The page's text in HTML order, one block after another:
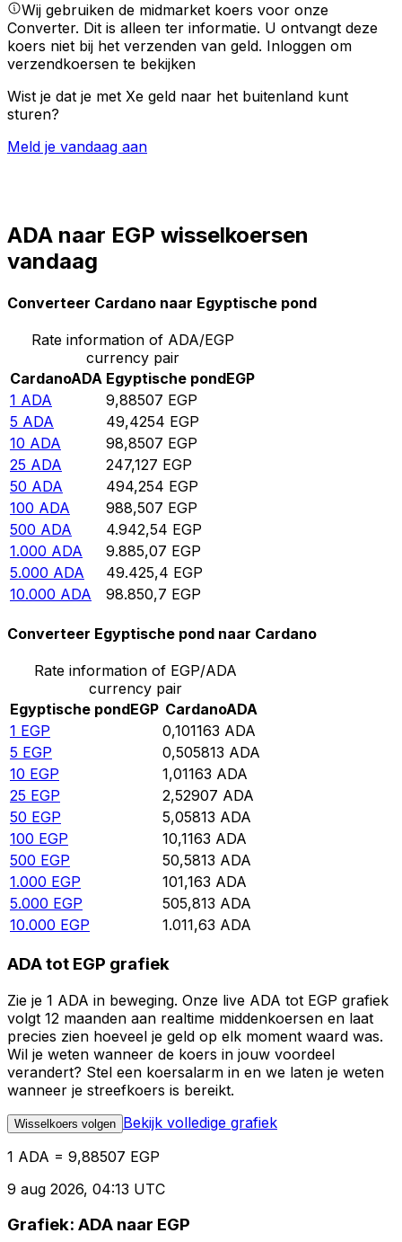
Wij gebruiken de midmarket koers voor onze
Converter. Dit is alleen ter informatie. U ontvangt deze
koers niet bij het verzenden van geld. Inloggen om
verzendkoersen te bekijken
Wist je dat je met Xe geld naar het buitenland kunt
sturen?
Meld je vandaag aan
ADA naar EGP wisselkoersen
vandaag
Converteer Cardano naar Egyptische pond
Rate information of ADA/EGP
currency pair
CardanoADA Egyptische pondEGP
1 ADA 9,88507 EGP
5 ADA 49,4254 EGP
10 ADA 98,8507 EGP
25 ADA 247,127 EGP
50 ADA 494,254 EGP
100 ADA 988,507 EGP
500 ADA 4.942,54 EGP
1.000 ADA 9.885,07 EGP
5.000 ADA 49.425,4 EGP
10.000 ADA 98.850,7 EGP
Converteer Egyptische pond naar Cardano
Rate information of EGP/ADA
currency pair
Egyptische pondEGP CardanoADA
1 EGP 0,101163 ADA
5 EGP 0,505813 ADA
10 EGP 1,01163 ADA
25 EGP 2,52907 ADA
50 EGP 5,05813 ADA
100 EGP 10,1163 ADA
500 EGP 50,5813 ADA
1.000 EGP 101,163 ADA
5.000 EGP 505,813 ADA
10.000 EGP 1.011,63 ADA
ADA tot EGP grafiek
Zie je 1 ADA in beweging. Onze live ADA tot EGP grafiek
volgt 12 maanden aan realtime middenkoersen en laat
precies zien hoeveel je geld op elk moment waard was.
Wil je weten wanneer de koers in jouw voordeel
verandert? Stel een koersalarm in en we laten je weten
wanneer je streefkoers is bereikt.
Wisselkoers volgen Bekijk volledige grafiek
1 ADA = 9,88507 EGP
9 aug 2026, 04:13 UTC
Grafiek: ADA naar EGP